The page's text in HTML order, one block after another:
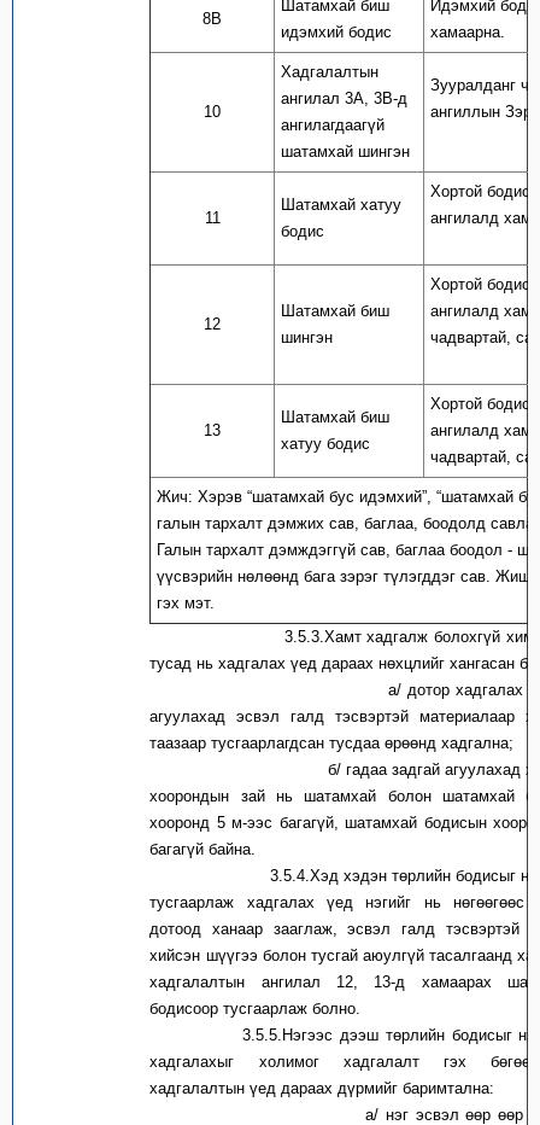
8В
Шатамхай биш
идэмхий бодис
Идэмхий
хамаарна.
10
Хадгалалтын
ангилал 3А, 3В-д
ангилагдаагүй
шатамхай шингэн
Зууралданг
ангиллын
11
Шатамхай хатуу
бодис
Хортой
ангилалд
12
Шатамхай биш
шингэн
Хортой
ангилалд
чадвартай,
13
Шатамхай биш
хатуу бодис
Хортой
ангилалд
чадвартай,
Жич: Хэрэв “шатамхай бус идэмхий”, “шатамхай
галын тархалт дэмжих сав, баглаа, боодолд
Галын тархалт дэмждэггүй сав, баглаа боодол -
үүсвэрийн нөлөөнд бага зэрэг түлэгддэг сав.
гэх мэт.
3.5.3.Хамт хадгалж болохгүй химийн
тусад нь хадгалах үед дараах нөхцлийг хангасан
а/ дотор хадгалах бол,
агуулахад эсвэл галд тэсвэртэй материалаар
таазаар тусгаарлагдсан тусдаа өрөөнд хадгална;
б/ гадаа задгай агуулахад
хоорондын зай нь шатамхай болон шатамхай
хооронд 5 м-ээс багагүй, шатамхай бодисын
багагүй байна.
3.5.4.Хэд хэдэн төрлийн бодисыг нэг
тусгаарлаж хадгалах үед нэгийг нь нөгөөгөөс
дотоод ханаар зааглаж, эсвэл галд тэсвэртэй
хийсэн шүүгээ болон тусгай аюулгүй тасалгаанд
хадгалалтын ангилал 12, 13-д хамаарах
бодисоор тусгаарлаж болно.
3.5.5.Нэгээс дээш төрлийн бодисыг нэг
хадгалахыг холимог хадгалалт гэх
хадгалалтын үед дараах дүрмийг баримтална:
а/ нэг эсвэл өөр өөр